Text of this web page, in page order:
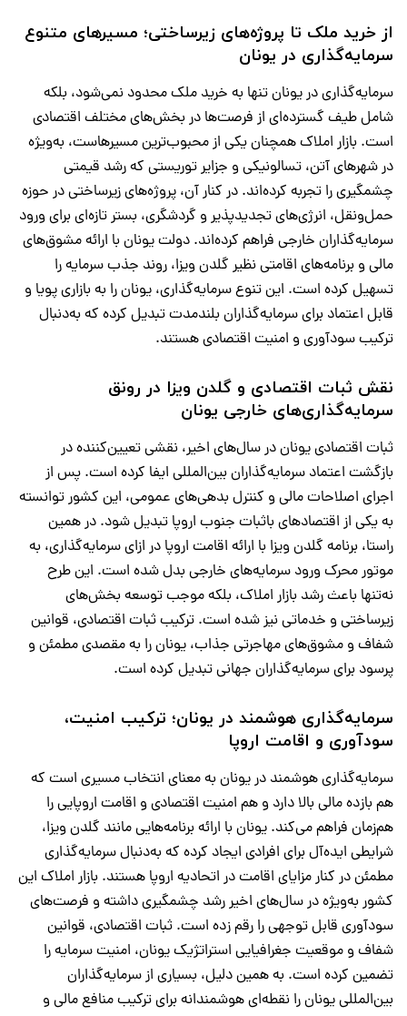
از خرید ملک تا پروژه‌های زیرساختی؛ مسیرهای متنوع
سرمایه‌گذاری در یونان
سرمایه‌گذاری در یونان تنها به خرید ملک محدود نمی‌شود، بلکه
شامل طیف گسترده‌ای از فرصت‌ها در بخش‌های مختلف اقتصادی
است. بازار املاک همچنان یکی از محبوب‌ترین مسیرهاست، به‌ویژه
در شهرهای آتن، تسالونیکی و جزایر توریستی که رشد قیمتی
چشمگیری را تجربه کرده‌اند. در کنار آن، پروژه‌های زیرساختی در حوزه
حمل‌ونقل، انرژی‌های تجدیدپذیر و گردشگری، بستر تازه‌ای برای ورود
سرمایه‌گذاران خارجی فراهم کرده‌اند. دولت یونان با ارائه مشوق‌های
مالی و برنامه‌های اقامتی نظیر گلدن ویزا، روند جذب سرمایه را
تسهیل کرده است. این تنوع سرمایه‌گذاری، یونان را به بازاری پویا و
قابل اعتماد برای سرمایه‌گذاران بلندمدت تبدیل کرده که به‌دنبال
ترکیب سودآوری و امنیت اقتصادی هستند.
نقش ثبات اقتصادی و گلدن ویزا در رونق
سرمایه‌گذاری‌های خارجی یونان
ثبات اقتصادی یونان در سال‌های اخیر، نقشی تعیین‌کننده در
بازگشت اعتماد سرمایه‌گذاران بین‌المللی ایفا کرده است. پس از
اجرای اصلاحات مالی و کنترل بدهی‌های عمومی، این کشور توانسته
به یکی از اقتصادهای باثبات جنوب اروپا تبدیل شود. در همین
راستا، برنامه گلدن ویزا با ارائه اقامت اروپا در ازای سرمایه‌گذاری، به
موتور محرک ورود سرمایه‌های خارجی بدل شده است. این طرح
نه‌تنها باعث رشد بازار املاک، بلکه موجب توسعه بخش‌های
زیرساختی و خدماتی نیز شده است. ترکیب ثبات اقتصادی، قوانین
شفاف و مشوق‌های مهاجرتی جذاب، یونان را به مقصدی مطمئن و
پرسود برای سرمایه‌گذاران جهانی تبدیل کرده است.
سرمایه‌گذاری هوشمند در یونان؛ ترکیب امنیت،
سودآوری و اقامت اروپا
سرمایه‌گذاری هوشمند در یونان به معنای انتخاب مسیری است که
هم بازده مالی بالا دارد و هم امنیت اقتصادی و اقامت اروپایی را
هم‌زمان فراهم می‌کند. یونان با ارائه برنامه‌هایی مانند گلدن ویزا،
شرایطی ایده‌آل برای افرادی ایجاد کرده که به‌دنبال سرمایه‌گذاری
مطمئن در کنار مزایای اقامت در اتحادیه اروپا هستند. بازار املاک این
کشور به‌ویژه در سال‌های اخیر رشد چشمگیری داشته و فرصت‌های
سودآوری قابل توجهی را رقم زده است. ثبات اقتصادی، قوانین
شفاف و موقعیت جغرافیایی استراتژیک یونان، امنیت سرمایه را
تضمین کرده است. به همین دلیل، بسیاری از سرمایه‌گذاران
بین‌المللی یونان را نقطه‌ای هوشمندانه برای ترکیب منافع مالی و